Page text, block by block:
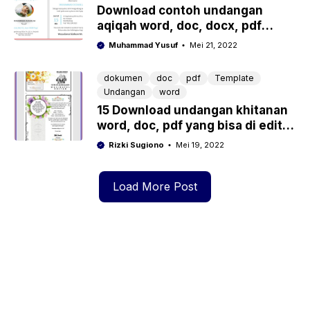
Download contoh undangan
aqiqah word, doc, docx, pdf
kosong siap edit
Muhammad Yusuf Mei 21, 2022
dokumen doc pdf
Template
Undangan
word
15 Download undangan khitanan
word, doc, pdf yang bisa di edit
gratis
Rizki Sugiono Mei 19, 2022
Load More Post